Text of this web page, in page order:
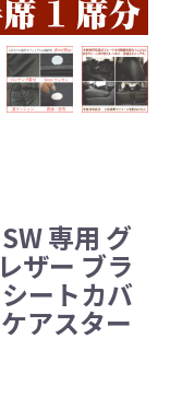
専用 グ
ザー ブラ
ートカバ
アスター